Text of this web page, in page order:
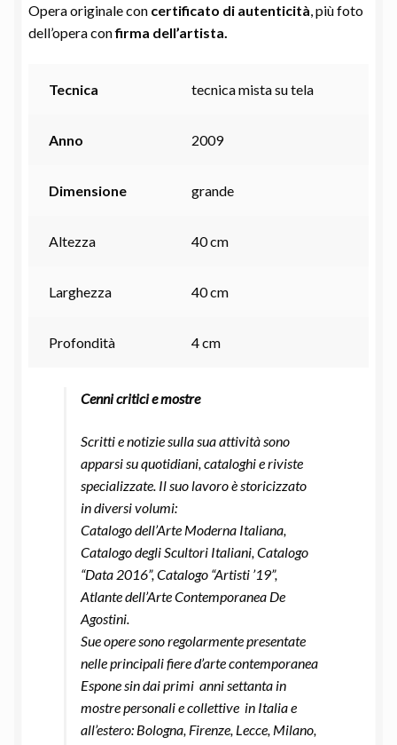
Opera originale con certificato di autenticità, più foto
dell’opera confirma dell’artista.
Tecnica tecnica mista su tela
Anno 2009
Dimensione grande
Altezza 40 cm
Larghezza 40 cm
Profondità 4 cm
Cenni critici e mostre
Scritti e notizie sulla sua attività sono
apparsi su quotidiani, cataloghi e riviste
specializzate. Il suo lavoro è storicizzato
in diversi volumi:
Catalogo dell’Arte Moderna Italiana,
Catalogo degli Scultori Italiani, Catalogo
“Data 2016”, Catalogo “Artisti ’19”,
Atlante dell’Arte Contemporanea De
Agostini.
Sue opere sono regolarmente presentate
nelle principali fiere d’arte contemporanea
Espone sin dai primi anni settanta in
mostre personali e collettive in Italia e
all’estero: Bologna, Firenze, Lecce, Milano,